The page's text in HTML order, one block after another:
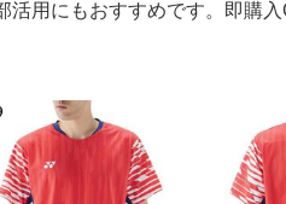
用にもおすすめです。即購